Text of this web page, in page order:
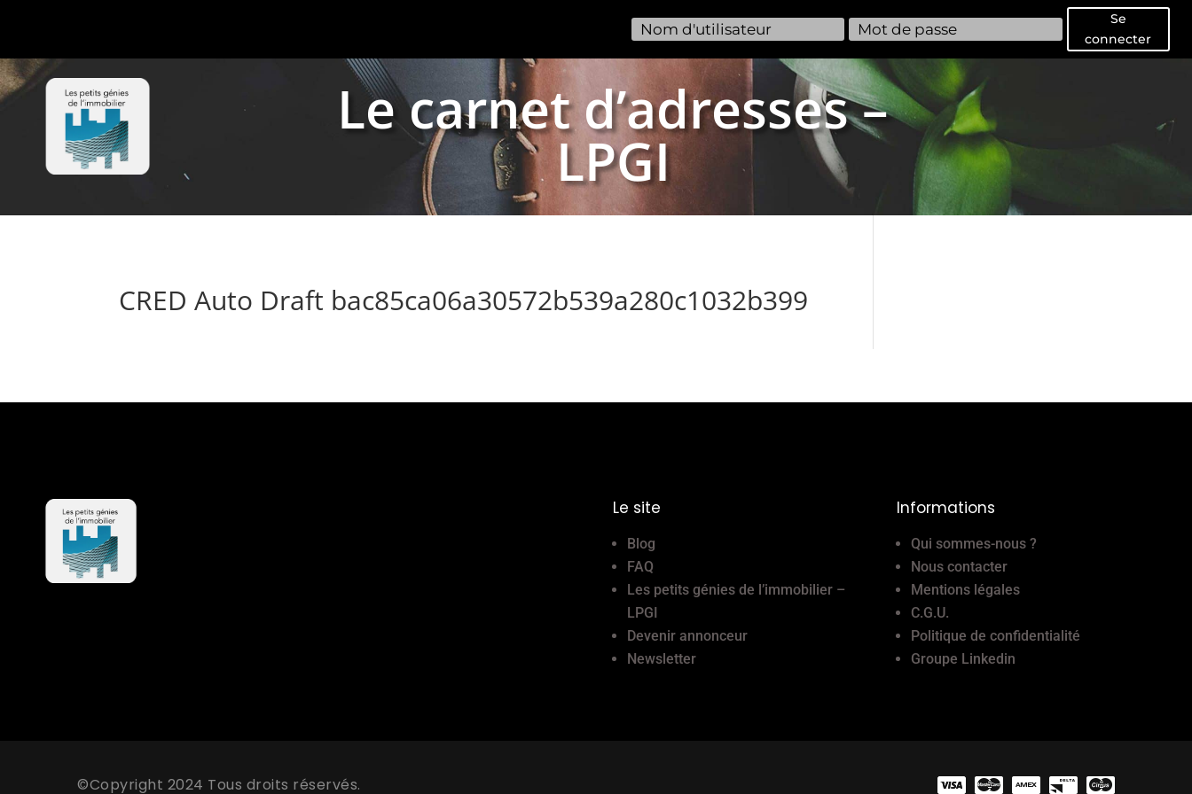
Se
connecter
Le carnet d’adresses –
LPGI
CRED Auto Draft bac85ca06a30572b539a280c1032b399
Le site
Blog
FAQ
Les petits génies de l’immobilier –
LPGI
Devenir annonceur
Newsletter
Informations
Qui sommes-nous ?
Nous contacter
Mentions légales
C.G.U.
Politique de confidentialité
Groupe Linkedin
©Copyright 2024 Tous droits réservés.